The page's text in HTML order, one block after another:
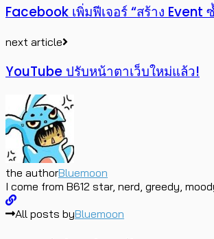
Facebook เพิ่มฟีเจอร์ “สร้าง Event
next article
YouTube ปรับหน้าตาเว็บใหม่แล้ว!
the authorBluemoon
I come from B612 star, nerd, greedy,
All posts byBluemoon